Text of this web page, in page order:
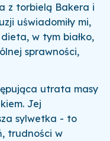
z torbielą Bakera i
uświadomiły mi,
w tym białko,
sprawności,
utrata masy
Jej
sylwetka - to
trudności w